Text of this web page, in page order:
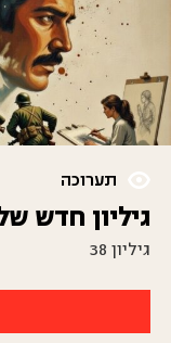
תערוכה
גיליון חדש
גיליון 38